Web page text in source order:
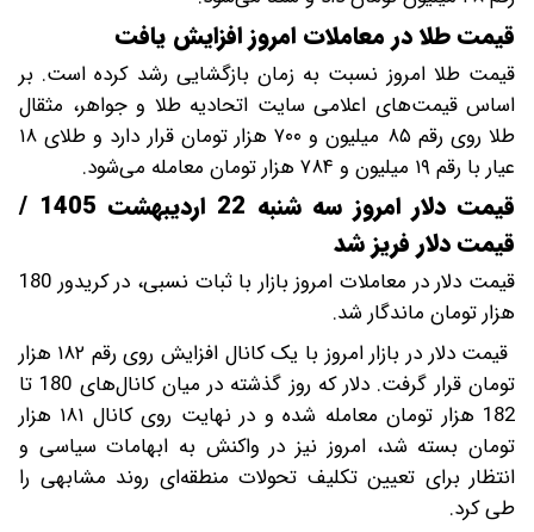
قیمت طلا در معاملات امروز افزایش یافت
قیمت طلا امروز نسبت به زمان بازگشایی رشد کرده است. بر
اساس قیمت‌های اعلامی سایت اتحادیه طلا و جواهر، مثقال
طلا روی رقم ۸۵ میلیون و ۷۰۰ هزار تومان قرار دارد و طلای ۱۸
عیار با رقم ۱۹ میلیون و ۷۸۴ هزار تومان معامله می‌شود.
قیمت دلار امروز سه شنبه 22 اردیبهشت 1405 /
قیمت دلار فریز شد
قیمت دلار در معاملات امروز بازار با ثبات نسبی، در کریدور 180
هزار تومان ماندگار شد.
قیمت دلار در بازار امروز با یک کانال افزایش روی رقم ۱۸۲ هزار
تومان قرار گرفت. دلار که روز گذشته در میان کانال‌های 180 تا
182 هزار تومان معامله شده‌ و در نهایت روی کانال ۱۸۱ هزار
تومان بسته شد، امروز نیز در واکنش به ابهامات سیاسی و
انتظار برای تعیین تکلیف تحولات منطقه‌ای روند مشابهی را
طی کرد.